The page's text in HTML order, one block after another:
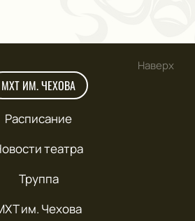
Наверх
МХТ ИМ. ЧЕХОВА
Расписание
театра
Труппа
им. Чехова